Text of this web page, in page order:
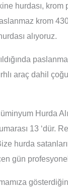
hurdası, krom
krom
alıyoruz.
araç dahil
Hurda
13 ‘dür.
hurda
gün